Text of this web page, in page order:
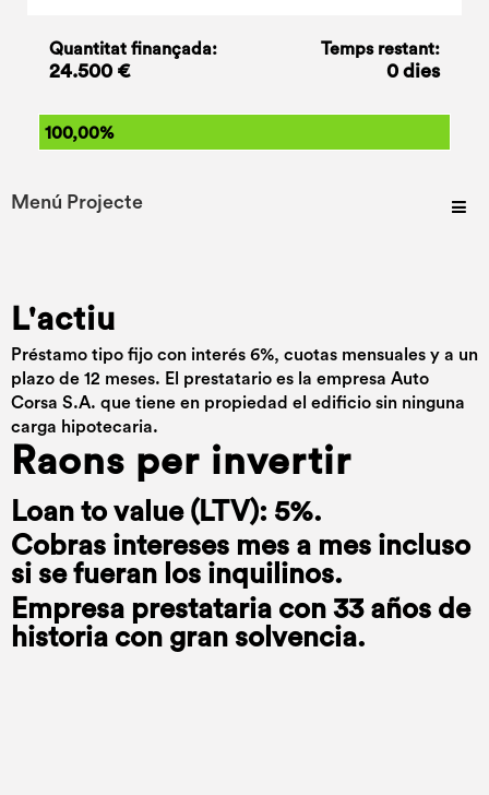
Quantitat finançada:
24.500 €
Temps restant:
0 dies
100,00%
Menú Projecte
L'actiu
Préstamo tipo fijo con interés 6%, cuotas mensuales y a un
plazo de 12 meses. El prestatario es la empresa Auto
Corsa S.A. que tiene en propiedad el edificio sin ninguna
carga hipotecaria.
Raons per invertir
Loan to value (LTV): 5%.
Cobras intereses mes a mes incluso
si se fueran los inquilinos.
Empresa prestataria con 33 años de
historia con gran solvencia.